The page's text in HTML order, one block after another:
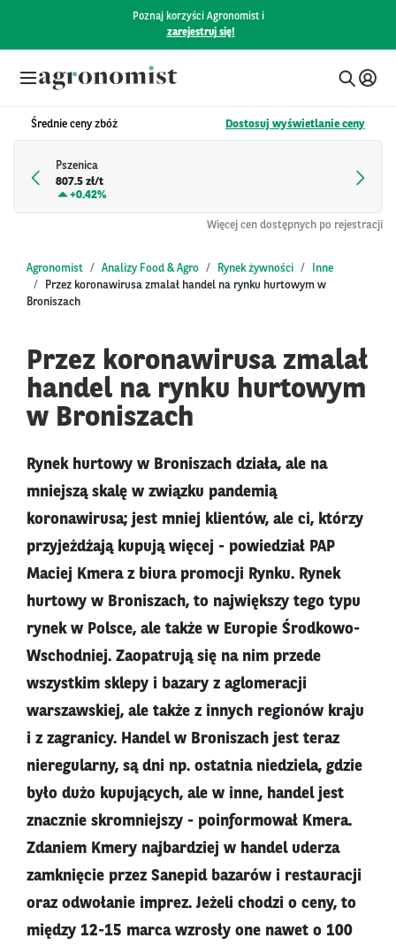
Poznaj korzyści Agronomist i
zarejestruj się!
Średnie ceny zbóż Dostosuj wyświetlanie ceny
Pszenica
807.5 zł/t
+0.42%
Więcej cen dostępnych po rejestracji
Agronomist Analizy Food & Agro Rynek żywności
Inne
Przez koronawirusa zmalał handel na rynku hurtowym w
Broniszach
Przez koronawirusa zmalał
handel na rynku hurtowym
w Broniszach
Rynek hurtowy w Broniszach działa, ale na
mniejszą skalę w związku pandemią
koronawirusa; jest mniej klientów, ale ci, którzy
przyjeżdżają kupują więcej - powiedział PAP
Maciej Kmera z biura promocji Rynku. Rynek
hurtowy w Broniszach, to największy tego typu
rynek w Polsce, ale także w Europie Środkowo-
Wschodniej. Zaopatrują się na nim przede
wszystkim sklepy i bazary z aglomeracji
warszawskiej, ale także z innych regionów kraju
i z zagranicy. Handel w Broniszach jest teraz
nieregularny, są dni np. ostatnia niedziela, gdzie
było dużo kupujących, ale w inne, handel jest
znacznie skromniejszy - poinformował Kmera.
Zdaniem Kmery najbardziej w handel uderza
zamknięcie przez Sanepid bazarów i restauracji
oraz odwołanie imprez. Jeżeli chodzi o ceny, to
między 12-15 marca wzrosły one nawet o 100